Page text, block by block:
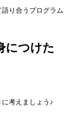
り合うプログラム
につけた
考えましょう♪